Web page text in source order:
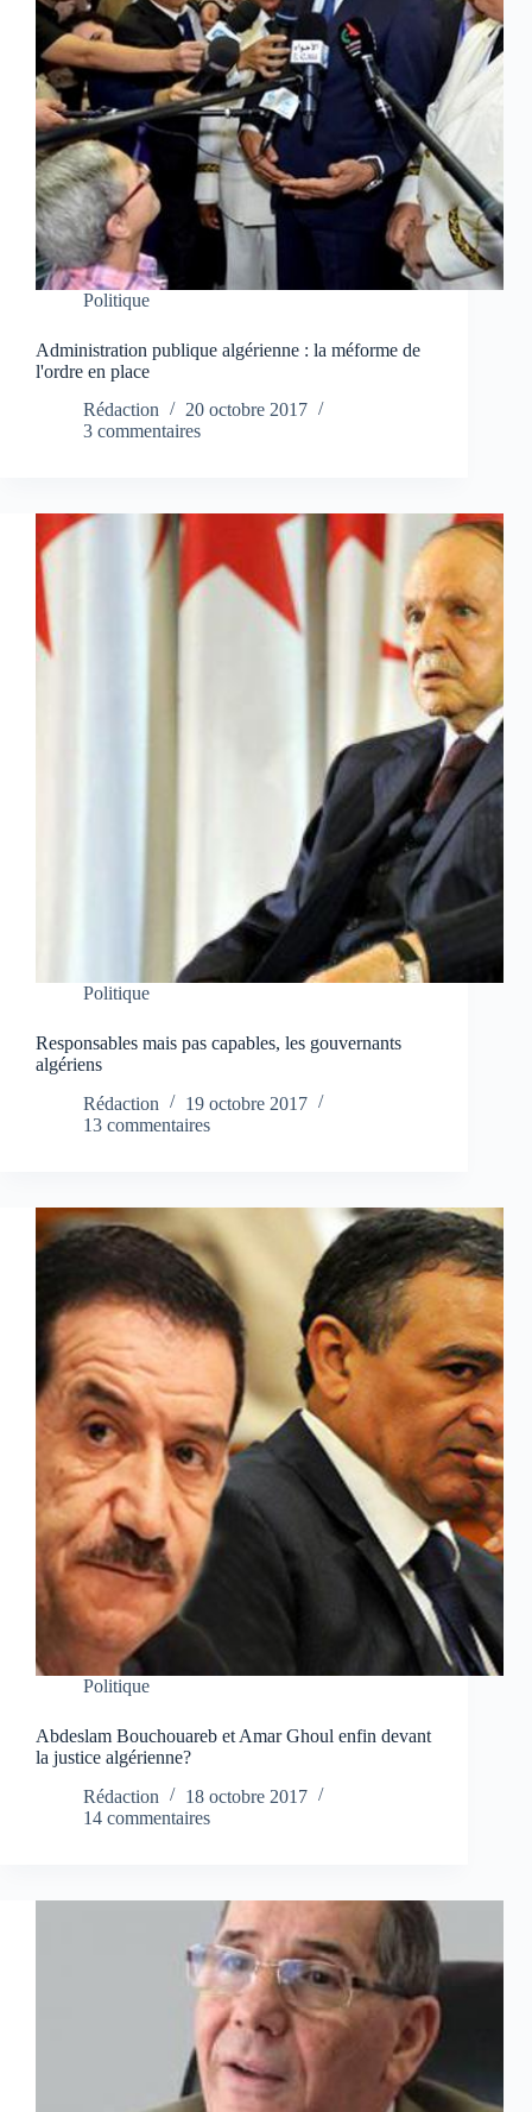
Politique
Administration publique algérienne : la méforme de
l'ordre en place
Rédaction
20 octobre 2017
3 commentaires
Politique
Responsables mais pas capables, les gouvernants
algériens
Rédaction
19 octobre 2017
13 commentaires
Politique
Abdeslam Bouchouareb et Amar Ghoul enfin devant
la justice algérienne?
Rédaction
18 octobre 2017
14 commentaires